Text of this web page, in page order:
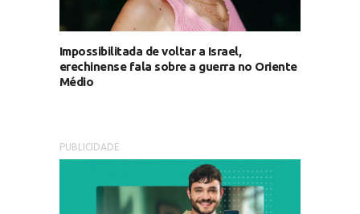
Impossibilitada de voltar a Israel,
erechinense fala sobre a guerra no Oriente
Médio
PUBLICIDADE